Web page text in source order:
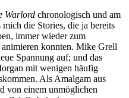
Warlord chronologisch und am
die Stories, die ja bereits
immer wieder zum
konnten. Mike Grell
Spannung auf; und das
mit wenigen häufig
Als Amalgam aus
von einem unmöglichen